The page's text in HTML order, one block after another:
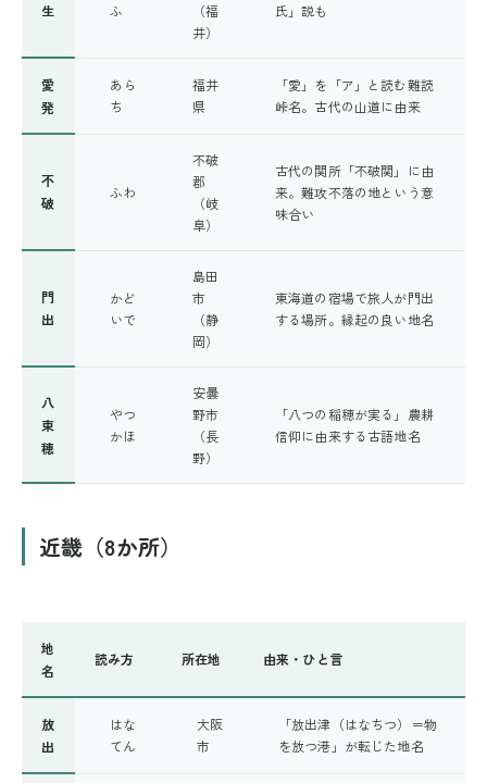
生
ふ
（福
井）
氏」説も
愛
発
あら
ち
福井
県
「愛」を「ア」と読む難読
峠名。古代の山道に由来
不
破
ふわ
不破
郡
（岐
阜）
古代の関所「不破関」に由
来。難攻不落の地という意
味合い
門
出
かど
いで
島田
市
（静
岡）
東海道の宿場で旅人が門出
する場所。縁起の良い地名
八
束
穂
やつ
かほ
安曇
野市
（長
野）
「八つの稲穂が実る」農耕
信仰に由来する古語地名
近畿（8か所）
地
名
読み方 所在地 由来・ひと言
放
出
はな
てん
大阪
市
「放出津（はなちつ）＝物
を放つ港」が転じた地名